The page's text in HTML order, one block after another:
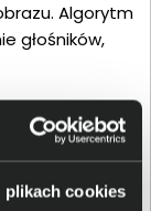
plikach cookies
Algorytm
głośników,